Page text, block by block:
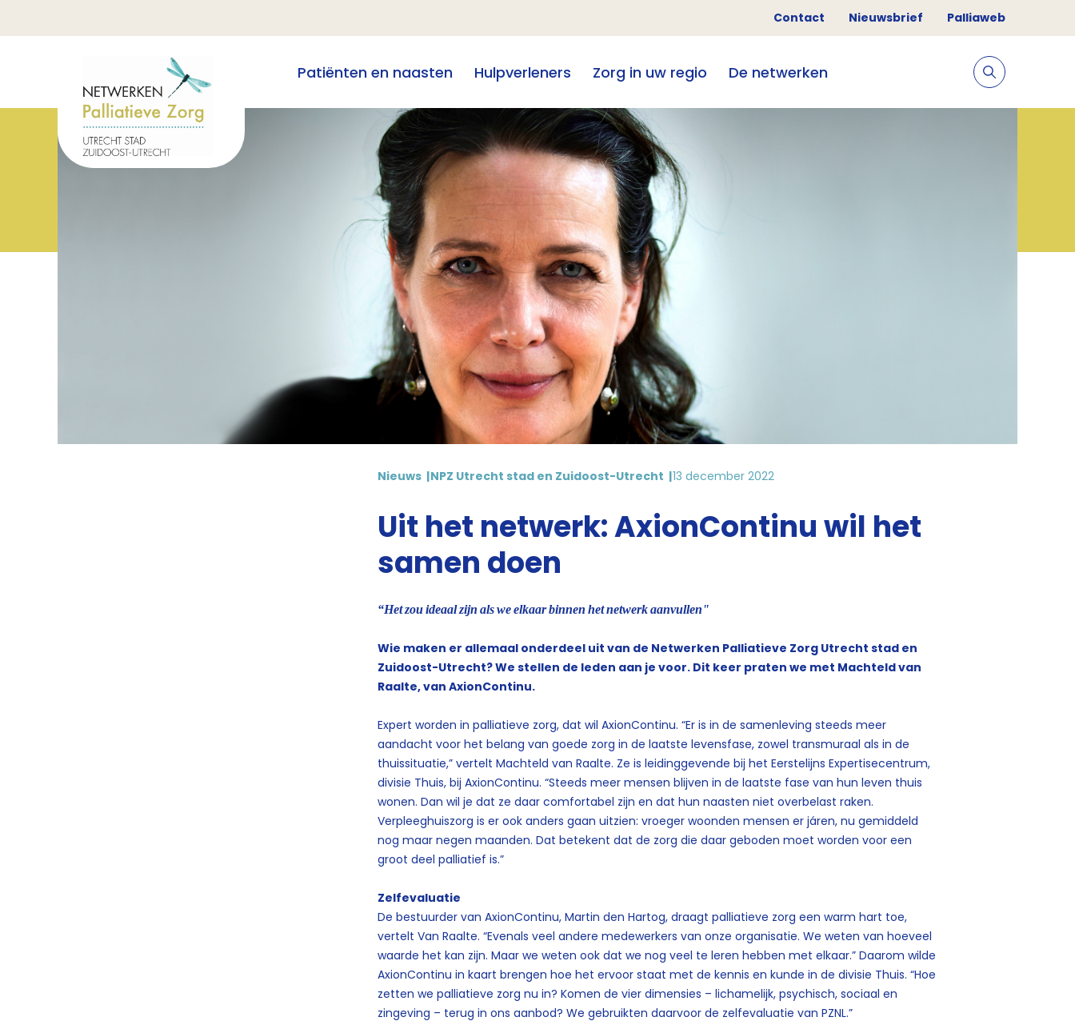
Contact Nieuwsbrief Palliaweb
Patiënten en naasten Hulpverleners Zorg in uw regio De netwerken
Nieuws NPZ Utrecht stad en Zuidoost-Utrecht 13 december 2022
Uit het netwerk: AxionContinu wil het
samen doen
“Het zou ideaal zijn als we elkaar binnen het netwerk aanvullen"
Wie maken er allemaal onderdeel uit van de Netwerken Palliatieve Zorg Utrecht stad en
Zuidoost-Utrecht? We stellen de leden aan je voor. Dit keer praten we met Machteld van
Raalte, van AxionContinu.
Expert worden in palliatieve zorg, dat wil AxionContinu. “Er is in de samenleving steeds meer
aandacht voor het belang van goede zorg in de laatste levensfase, zowel transmuraal als in de
thuissituatie,” vertelt Machteld van Raalte. Ze is leidinggevende bij het Eerstelijns Expertisecentrum,
divisie Thuis, bij AxionContinu. “Steeds meer mensen blijven in de laatste fase van hun leven thuis
wonen. Dan wil je dat ze daar comfortabel zijn en dat hun naasten niet overbelast raken.
Verpleeghuiszorg is er ook anders gaan uitzien: vroeger woonden mensen er járen, nu gemiddeld
nog maar negen maanden. Dat betekent dat de zorg die daar geboden moet worden voor een
groot deel palliatief is.”
Zelfevaluatie
De bestuurder van AxionContinu, Martin den Hartog, draagt palliatieve zorg een warm hart toe,
vertelt Van Raalte. “Evenals veel andere medewerkers van onze organisatie. We weten van hoeveel
waarde het kan zijn. Maar we weten ook dat we nog veel te leren hebben met elkaar.” Daarom wilde
AxionContinu in kaart brengen hoe het ervoor staat met de kennis en kunde in de divisie Thuis. “Hoe
zetten we palliatieve zorg nu in? Komen de vier dimensies – lichamelijk, psychisch, sociaal en
zingeving – terug in ons aanbod? We gebruikten daarvoor de zelfevaluatie van PZNL.”